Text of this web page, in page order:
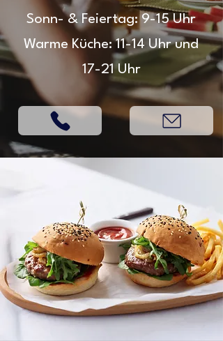
Sonn- & Feiertag: 9-15 Uhr
Warme Küche: 11-14 Uhr und
17-21 Uhr